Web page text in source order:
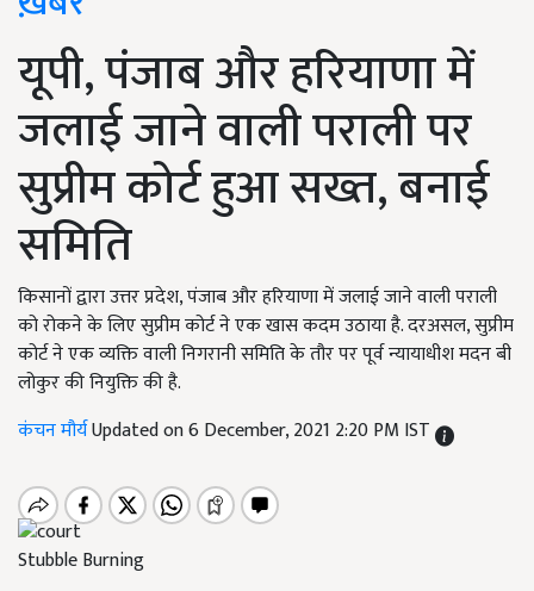
यूपी, पंजाब और हरियाणा में
जलाई जाने वाली पराली पर
सुप्रीम कोर्ट हुआ सख्त, बनाई
समिति
किसानों द्वारा उत्तर प्रदेश, पंजाब और हरियाणा में जलाई जाने वाली पराली
को रोकने के लिए सुप्रीम कोर्ट ने एक खास कदम उठाया है. दरअसल, सुप्रीम
कोर्ट ने एक व्यक्ति वाली निगरानी समिति के तौर पर पूर्व न्यायाधीश मदन बी
लोकुर की नियुक्ति की है.
कंचन मौर्यUpdated on 6 December, 2021 2:20 PM IST
Stubble Burning